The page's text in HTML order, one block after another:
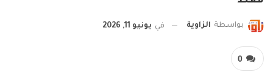
بواسطة الزاوية في يونيو 11, 2026
0